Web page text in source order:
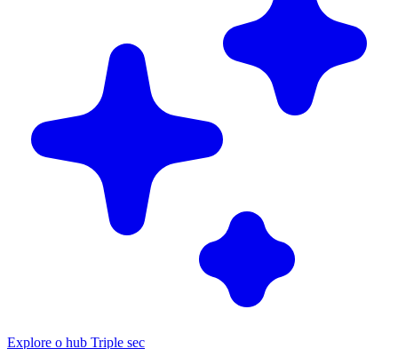
Explore o hub Triple sec